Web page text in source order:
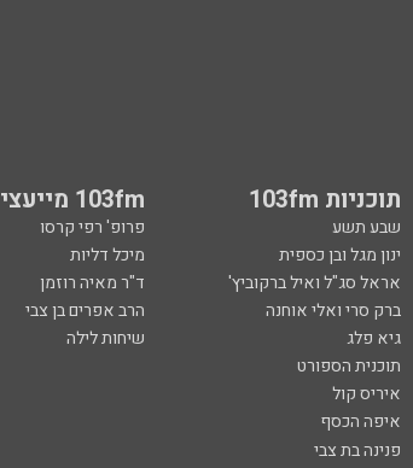
תוכניות 103fm 103fm מייעצים
שבע תשע פרופ' רפי קרסו
ינון מגל ובן כספית
מיכל דליות
אראל סג"ל ואיל ברקוביץ'
ד"ר מאיה רוזמן
ברק סרי ואלי אוחנה
הרב אפרים בן צבי
גיא פלג
שיחות לילה
תוכנית הספורט
איריס קול
איפה הכסף
פנינה בת צבי